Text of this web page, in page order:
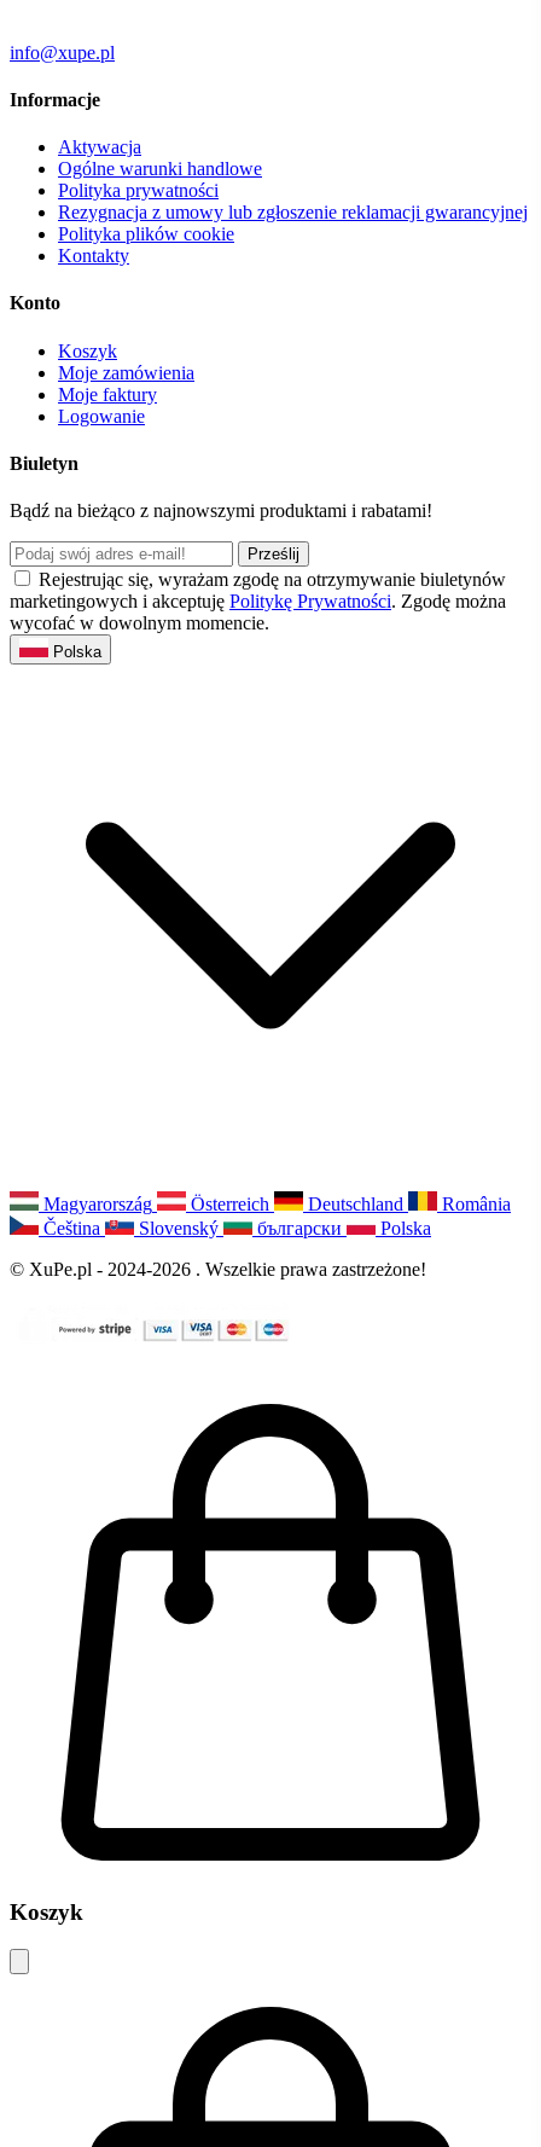
info@xupe.pl
Informacje
Aktywacja
Ogólne warunki handlowe
Polityka prywatności
Rezygnacja z umowy lub zgłoszenie reklamacji gwarancyjnej
Polityka plików cookie
Kontakty
Konto
Koszyk
Moje zamówienia
Moje faktury
Logowanie
Biuletyn
Bądź na bieżąco z najnowszymi produktami i rabatami!
Prześlij
Rejestrując się, wyrażam zgodę na otrzymywanie biuletynów
marketingowych i akceptuję Politykę Prywatności. Zgodę można
wycofać w dowolnym momencie.
Polska
Magyarország Österreich Deutschland
România
Čeština
Slovenský български
Polska
© XuPe.pl - 2024-2026 . Wszelkie prawa zastrzeżone!
Koszyk